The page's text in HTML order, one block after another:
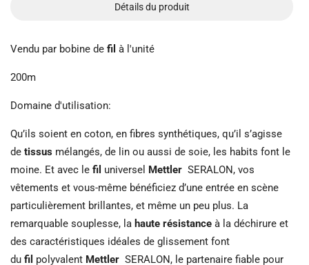
Détails du produit
Vendu par bobine de fil à l'unité
200m
Domaine d'utilisation:
Qu’ils soient en coton, en fibres synthétiques, qu’il s’agisse
de tissus mélangés, de lin ou aussi de soie, les habits font le
moine. Et avec le fil universel Mettler SERALON, vos
vêtements et vous-même bénéficiez d’une entrée en scène
particulièrement brillantes, et même un peu plus. La
remarquable souplesse, la haute résistance à la déchirure et
des caractéristiques idéales de glissement font
du fil polyvalent Mettler SERALON, le partenaire fiable pour